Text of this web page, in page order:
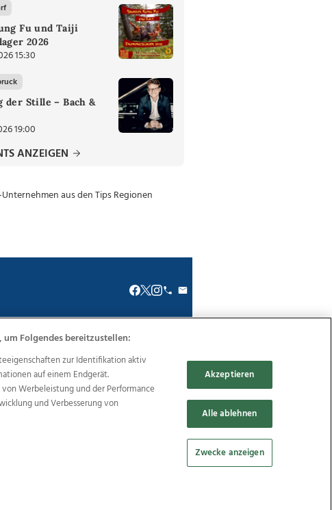
Fu und Taiji
2026
15:30
der Stille – Bach &
19:00
ANZEIGEN
Ehrenkodex
Folgendes bereitzustellen:
zur Identifikation aktiv
auf einem Endgerät.
Werbeleistung und der Performance
und Verbesserung von
Akzeptieren
Alle ablehnen
Zwecke anzeigen